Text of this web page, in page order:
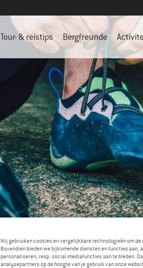
Tour- & reistips Bergfreunde
Wij gebruiken cookies en vergelijkbare technologieën om
Bovendien bieden we bijkomende diensten en functies aan,
personaliseren, resp. social-mediafuncties aan te bieden.
analysepartners op de hoogte van je gebruik van onze